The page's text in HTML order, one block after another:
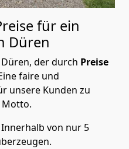
für ein
Düren
der durch Preise
faire und
unsere Kunden zu
Motto.
von nur 5